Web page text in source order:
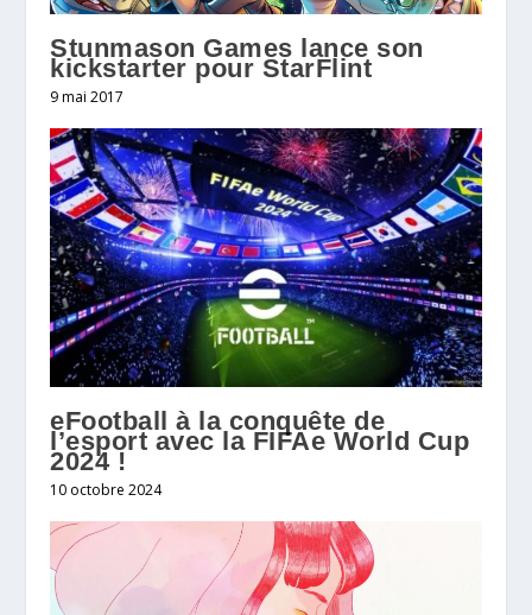
Stunmason Games lance son
kickstarter pour StarFlint
9 mai 2017
eFootball à la conquête de
l’esport avec la FIFAe World Cup
2024 !
10 octobre 2024